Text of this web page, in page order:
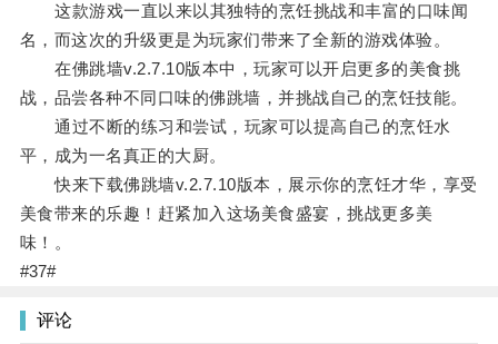
这款游戏一直以来以其独特的烹饪挑战和丰富的口味闻
名，而这次的升级更是为玩家们带来了全新的游戏体验。
在佛跳墙v.2.7.10版本中，玩家可以开启更多的美食挑
战，品尝各种不同口味的佛跳墙，并挑战自己的烹饪技能。
通过不断的练习和尝试，玩家可以提高自己的烹饪水
平，成为一名真正的大厨。
快来下载佛跳墙v.2.7.10版本，展示你的烹饪才华，享受
美食带来的乐趣！赶紧加入这场美食盛宴，挑战更多美
味！。
#37#
评论